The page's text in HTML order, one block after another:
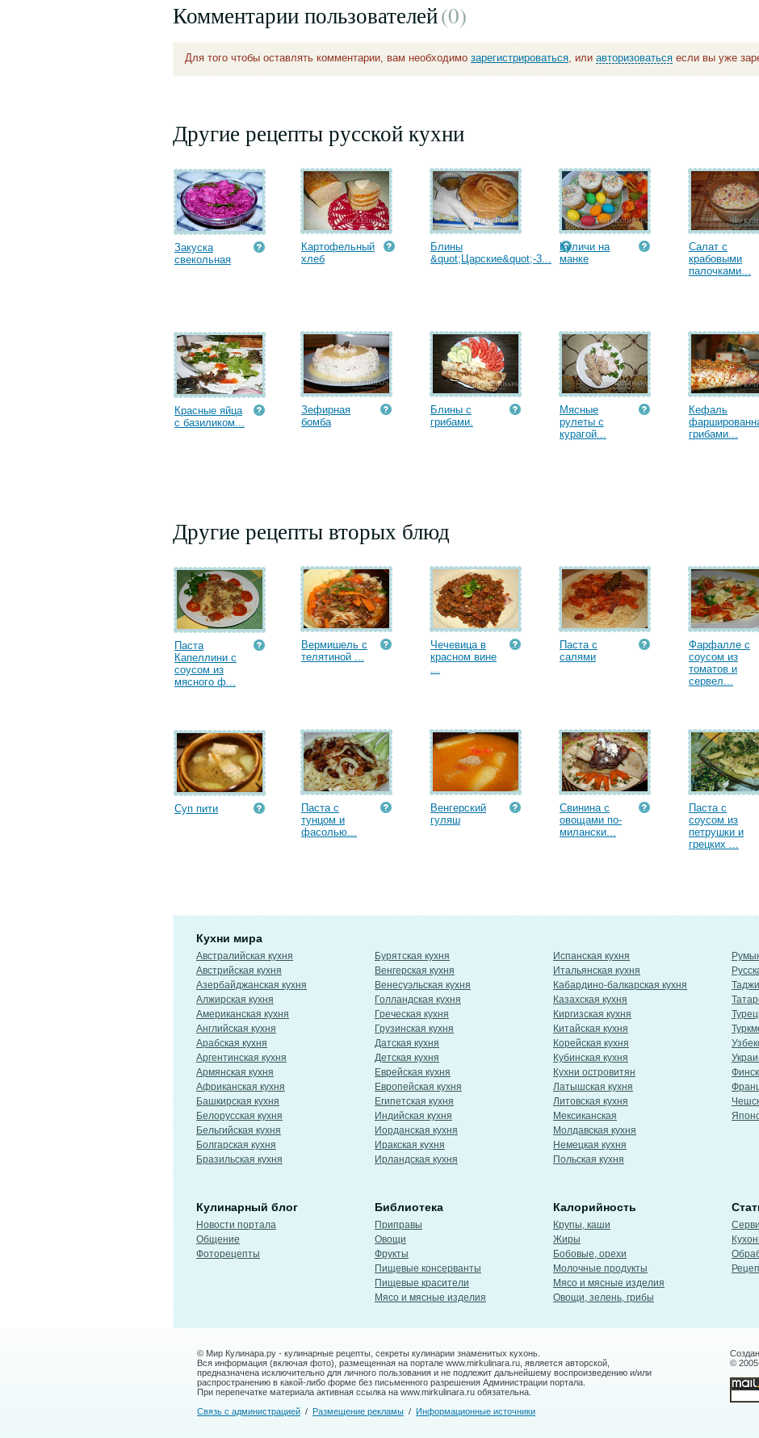
Комментарии пользователей(0)
Для того чтобы оставлять комментарии, вам необходимо зарегистрироваться, или авторизоваться если вы уже
Другие рецепты русской кухни
Закуска
свекольная
Картофельный
хлеб
Блины
&quot;Царские&quot;-3...
Куличи на
манке
Салат с
крабовыми
палочками...
Красные яйца
с базиликом...
Зефирная
бомба
Блины с
грибами.
Мясные
рулеты с
курагой...
Кефаль
грибами...
Другие рецепты вторых блюд
Паста
Капеллини с
соусом из
мясного ф...
Вермишель с
телятиной ...
Чечевица в
красном вине
...
Паста с
салями
Фарфалле с
соусом из
томатов и
сервел...
Суп пити
Паста с
тунцом и
фасолью...
Венгерский
гуляш
Свинина с
овощами по-
милански...
Паста с
соусом из
петрушки и
грецких ...
Кухни мира
Австралийская кухня
Австрийская кухня
Азербайджанская кухня
Алжирская кухня
Американская кухня
Английская кухня
Арабская кухня
Аргентинская кухня
Армянская кухня
Африканская кухня
Башкирская кухня
Белорусская кухня
Бельгийская кухня
Болгарская кухня
Бразильская кухня
Бурятская кухня
Венгерская кухня
Венесуэльская кухня
Голландская кухня
Греческая кухня
Грузинская кухня
Датская кухня
Детская кухня
Еврейская кухня
Европейская кухня
Египетская кухня
Индийская кухня
Иорданская кухня
Иракская кухня
Ирландская кухня
Испанская кухня
Итальянская кухня
Кабардино-балкарская кухня
Казахская кухня
Киргизская кухня
Китайская кухня
Корейская кухня
Кубинская кухня
Кухни островитян
Латышская кухня
Литовская кухня
Мексиканская
Молдавская кухня
Немецкая кухня
Польская кухня
Кулинарный блог
Новости портала
Общение
Фоторецепты
Библиотека
Приправы
Овощи
Фрукты
Пищевые консерванты
Пищевые красители
Мясо и мясные изделия
Калорийность
Крупы, каши
Жиры
Бобовые, орехи
Молочные продукты
Мясо и мясные изделия
Овощи, зелень, грибы
© Мир Кулинара.ру - кулинарные рецепты, секреты кулинарии знаменитых кухонь.
Вся информация (включая фото), размещенная на портале www.mirkulinara.ru, является авторской,
предназначена исключительно для личного пользования и не подлежит дальнейшему воспроизведению и/или
распространению в какой-либо форме без письменного разрешения Администрации портала.
При перепечатке материала активная ссылка на www.mirkulinara.ru обязательна.
Связь с администрацией / Размещение рекламы / Информационные источники
©